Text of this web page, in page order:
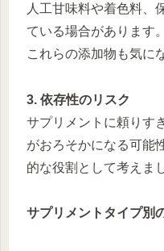
人工甘味料や着色料、
ている場合があります
これらの添加物も気に
3. 依存性のリスク
サプリメントに頼りす
がおろそかになる可能
的な役割として考えま
サプリメントタイプ別